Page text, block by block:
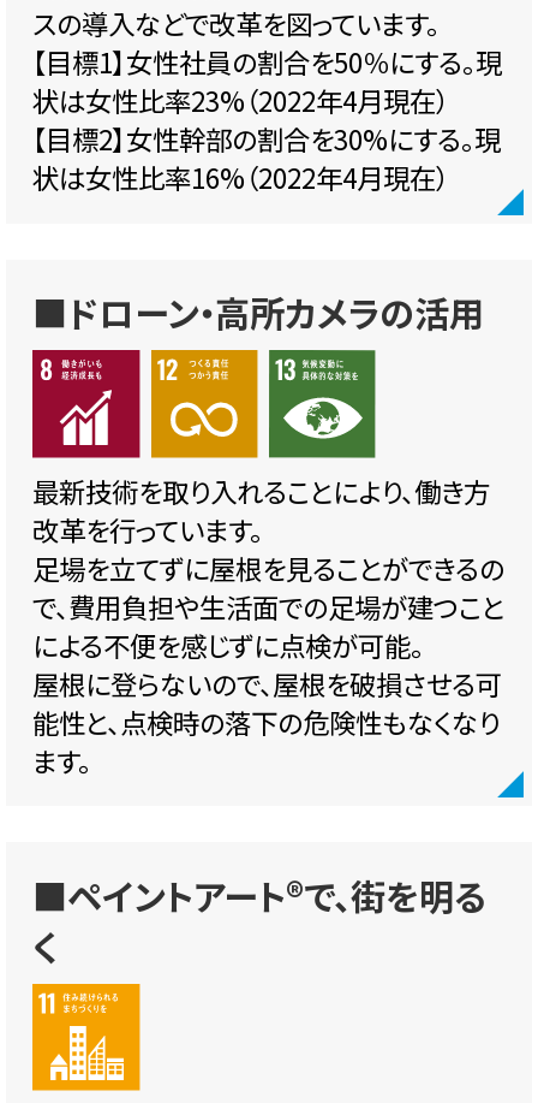
スの導入などで改革を図っています。
【目標1】女性社員の割合を50％にする。現
状は女性比率23%（2022年4月現在）
【目標2】女性幹部の割合を30%にする。現
状は女性比率16%（2022年4月現在）
■ドローン・高所カメラの活用
最新技術を取り入れることにより、働き方
改革を行っています。
足場を立てずに屋根を見ることができるの
で、費用負担や生活面での足場が建つこと
による不便を感じずに点検が可能。
屋根に登らないので、屋根を破損させる可
能性と、点検時の落下の危険性もなくなり
ます。
■ペイントアート®で、街を明る
く